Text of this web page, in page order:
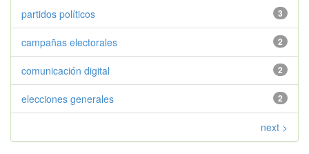
3
partidos políticos
2
campañas electorales
2
comunicación digital
2
elecciones generales
next >